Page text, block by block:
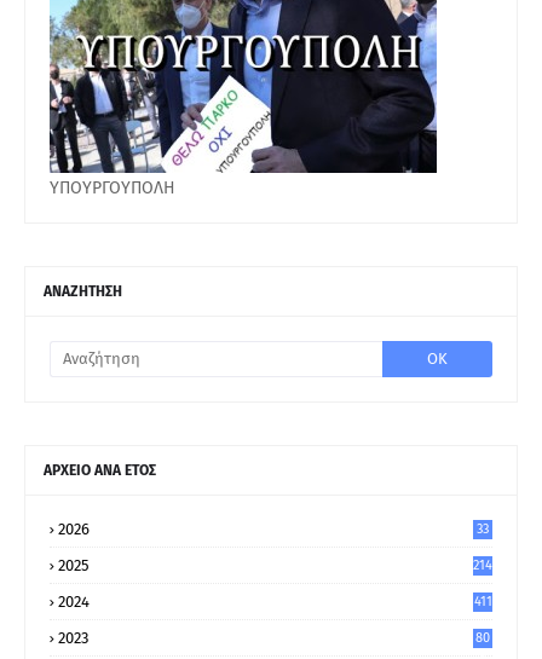
ΥΠΟΥΡΓΟΥΠΟΛΗ
ΑΝΑΖΗΤΗΣΗ
ΑΡΧΕΙΟ ΑΝΑ ΕΤΟΣ
2026 33
2025 214
2024 411
2023
80